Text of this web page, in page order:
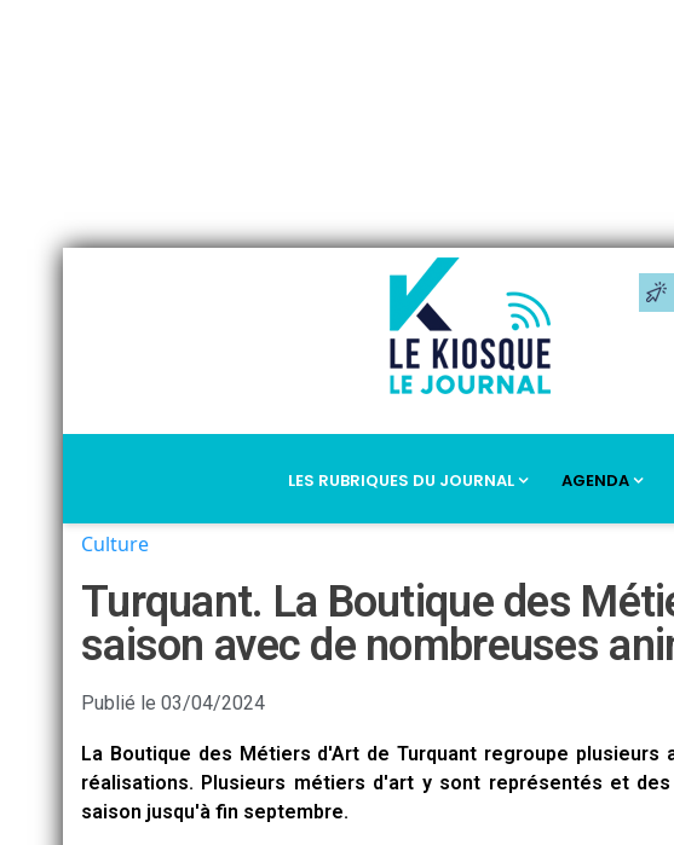
LES RUBRIQUES DU JOURNAL AGENDA
Culture
Turquant. La Boutique des
saison avec de nombreuses
Publié le 03/04/2024
La Boutique des Métiers d'Art de Turquant regroupe
réalisations. Plusieurs métiers d'art y sont représentés et
saison jusqu'à fin septembre.